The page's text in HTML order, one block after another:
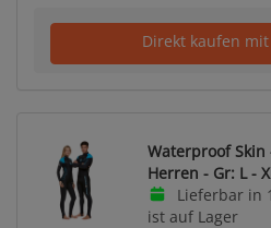
Direkt kaufen mit
Waterproof Skin
Herren - Gr: L -
Lieferbar in
ist auf Lager